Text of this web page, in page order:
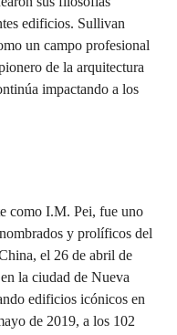
edificios. Sullivan
un campo profesional
de la arquitectura
impactando a los
como I.M. Pei, fue uno
y prolíficos del
el 26 de abril de
la ciudad de Nueva
edificios icónicos en
de 2019, a los 102